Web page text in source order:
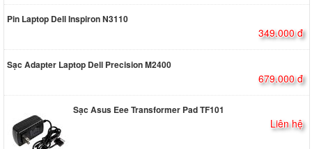
Pin Laptop Dell Inspiron N3110
349.000 đ
Sạc Adapter Laptop Dell Precision M2400
679.000 đ
Sạc Asus Eee Transformer Pad TF101
Liên hệ